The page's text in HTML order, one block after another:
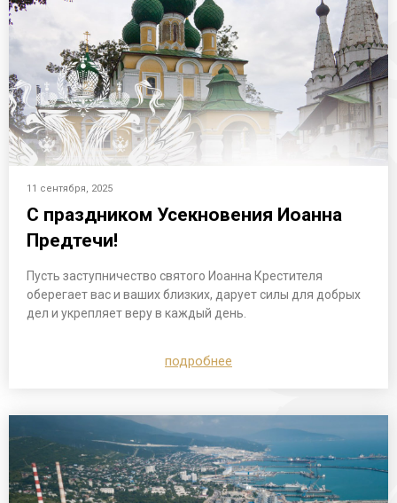
11 сентября, 2025
С праздником Усекновения Иоанна
Предтечи!
Пусть заступничество святого Иоанна Крестителя
оберегает вас и ваших близких, дарует силы для добрых
дел и укрепляет веру в каждый день.
подробнее